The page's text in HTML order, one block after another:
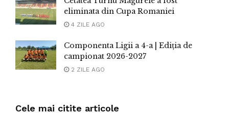
eliminata din Cupa Romaniei
4 ZILE AGO
Componenta Ligii a 4-a | Ediția de
campionat 2026-2027
2 ZILE AGO
Cele mai citite articole